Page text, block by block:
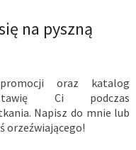
na pyszną
oraz katalog
Ci podczas
Napisz do mnie lub
orzeźwiającego!